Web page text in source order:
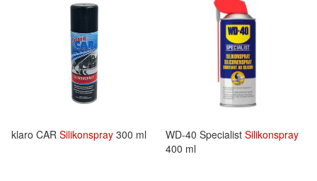
klaro CAR Silikonspray 300 ml WD-40 Specialist Silikonspray
400 ml